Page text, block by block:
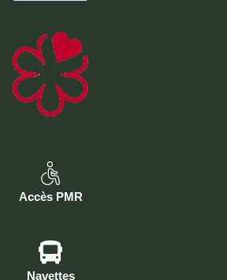
Accès PMR
Navettes